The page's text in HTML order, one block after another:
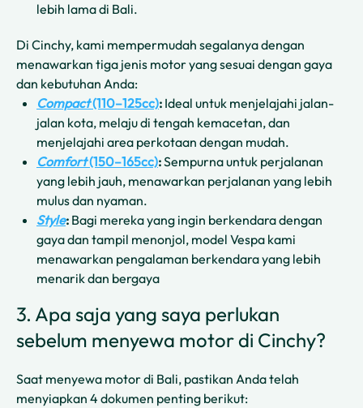
lebih lama di Bali.
Di Cinchy, kami mempermudah segalanya dengan
menawarkan tiga jenis motor yang sesuai dengan gaya
dan kebutuhan Anda:
Compact(110–125cc): Ideal untuk menjelajahi jalan-
jalan kota, melaju di tengah kemacetan, dan
menjelajahi area perkotaan dengan mudah.
Comfort(150–165cc):Sempurna untuk perjalanan
yang lebih jauh, menawarkan perjalanan yang lebih
mulus dan nyaman.
Style: Bagi mereka yang ingin berkendara dengan
gaya dan tampil menonjol, model Vespa kami
menawarkan pengalaman berkendara yang lebih
menarik dan bergaya
3. Apa saja yang saya perlukan
sebelum menyewa motor di Cinchy?
Saat menyewa motor di Bali, pastikan Anda telah
menyiapkan 4 dokumen penting berikut: